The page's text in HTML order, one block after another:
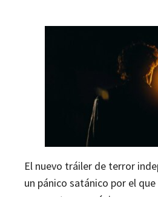
El nuevo tráiler de terror
un pánico satánico por el